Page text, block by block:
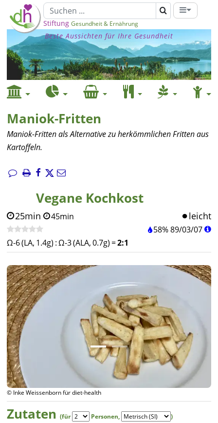
Stiftung Gesundheit & Ernährung
Beste Aussichten für Ihre Gesundheit
Maniok-Fritten
Maniok-Fritten als Alternative zu herkömmlichen Fritten aus
Kartoffeln.
Vegane Kochkost
25min 45min leicht
58%89/03/07
Ω-6 (LA, 1.4g) :Ω-3 (ALA, 0.7g) =2:1
© Inke Weissenborn für diet-health
Zutaten (für Personen, )